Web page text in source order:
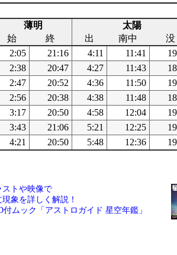
薄明
太陽
始
終 出 南中
没
2:05 21:16 4:11 11:41
2:38 20:47 4:27 11:43
2:47 20:52 4:36 11:50
2:56 20:38 4:38 11:48
3:17 20:50 4:58 12:04
3:43 21:06 5:21 12:25
4:21 20:50 5:48 12:36
ストや映像で
現象を詳しく解説！
付ムック「アストロガイド 星空年鑑」